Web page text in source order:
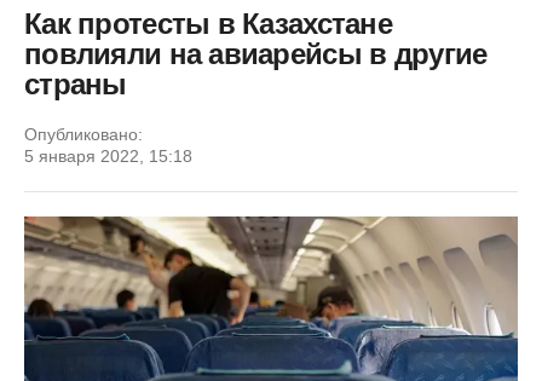
Как протесты в Казахстане
повлияли на авиарейсы в другие
страны
Опубликовано:
5 января 2022, 15:18